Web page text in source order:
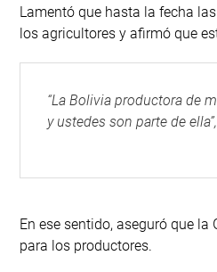
Lamentó que hasta la fecha
los agricultores y afirmó que
“La Bolivia productora de
y ustedes son parte de
En ese sentido, aseguró que
para los productores.